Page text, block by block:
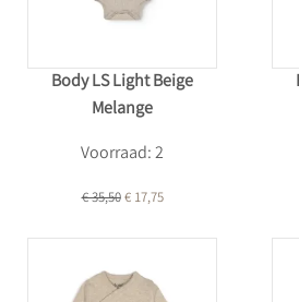
Body LS Light Beige
Melange
Voorraad: 2
€ 35,50€ 17,75